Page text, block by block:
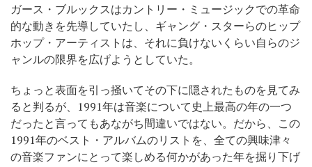
ガース・ブルックスはカントリー・ミュージックでの革命
的な動きを先導していたし、ギャング・スターらのヒップ
ホップ・アーティストは、それに負けないくらい自らのジ
ャンルの限界を広げようとしていた。
ちょっと表面を引っ掻いてその下に隠されたものを見てみ
ると判るが、1991年は音楽について史上最高の年の一つ
だったと言ってもあながち間違いではない。だから、この
1991年のベスト・アルバムのリストを、全ての興味津々
の音楽ファンにとって楽しめる何かがあった年を掘り下げ